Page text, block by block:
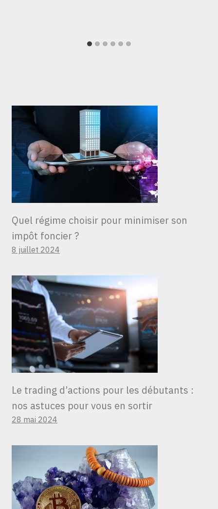
Quel régime choisir pour minimiser son
impôt foncier ?
8 juillet 2024
Le trading d’actions pour les débutants :
nos astuces pour vous en sortir
28 mai 2024